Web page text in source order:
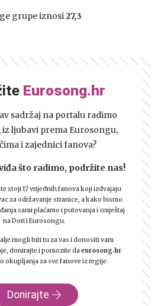
grupe iznosi27,3
Eurosong.hr
sadržaj na portalu radimo
ljubavi prema Eurosongu,
i zajednici fanova?
što radimo, podržite nas!
stoji 17 vrijednih fanova koji izdvajaju
za održavanje stranice, a kako bismo
sami plaćamo i putovanja i smještaj
na Dori i Eurosongu.
mogli biti tu za vas i donositi vam
donirajte i pomozite daeurosong.hr
okupljanja za sve fanove iz regije.
Donirajte